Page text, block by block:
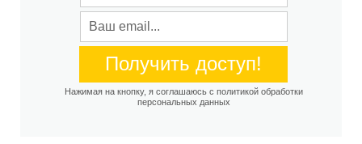
Нажимая на кнопку, я соглашаюсь с политикой обработки
персональных данных